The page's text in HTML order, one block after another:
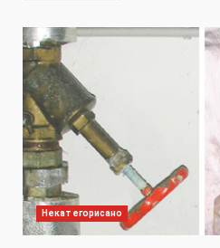
Некатегорисано